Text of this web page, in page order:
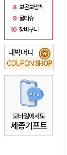
8 보온보냉백
9 물티슈
10 장바구니
대박머니
COUPON SHOP
₩
모바일에서도
세종기프트